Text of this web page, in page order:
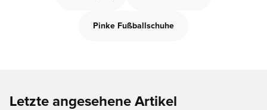
Pinke Fußballschuhe
Letzte angesehene Artikel